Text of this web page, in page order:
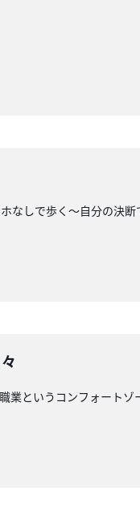
なしで歩く〜自分の決
というコンフォート